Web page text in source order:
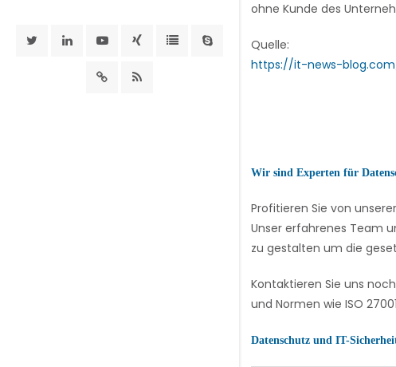
ohne Kunde des
Quelle:
https://it-news-
Wir sind Experten für
Profitieren Sie von
Unser erfahrenes Team
zu gestalten um die
Kontaktieren Sie uns
und Normen wie ISO
Datenschutz und IT-